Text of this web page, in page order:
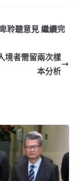
聆聽意見 繼續完
境者需留兩次樣
本分析